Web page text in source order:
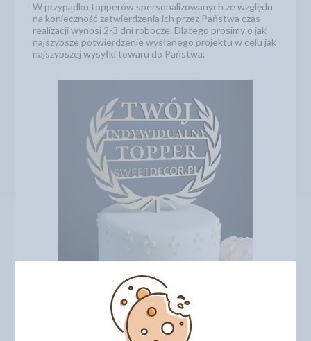
W przypadku topperów spersonalizowanych ze względu
na konieczność zatwierdzenia ich przez Państwa czas
realizacji wynosi 2-3 dni robocze. Dlatego prosimy o jak
najszybsze potwierdzenie wysłanego projektu w celu jak
najszybszej wysyłki towaru do Państwa.